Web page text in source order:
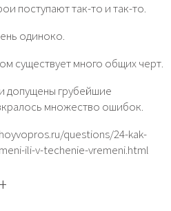
поступают так-то и так-то.
одиноко.
существует много общих черт.
допущены грубейшие
множество ошибок.
questions/24-kak-
ili-v-techenie-vremeni.html